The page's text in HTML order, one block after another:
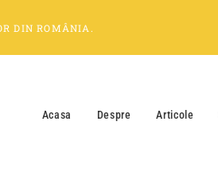
DIN ROMÂNIA .
Acasa Despre Articole